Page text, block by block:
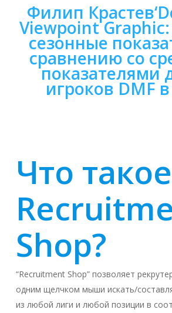
Филип Крастев
Viewpoint
сезонные
сравнению со
показателями
игроков DMF
Что такое
Shop?
“Recruitment Shop” позволяет
одним щелчком мыши искать/
из любой лиги и любой позиции в